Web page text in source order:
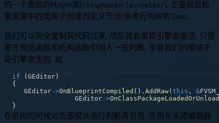
的一个类似的Helper类(FGraphNodeClassHelper), 主要就是检
索资源中的类用于创建自定义节点(参考行为树的Task)
我们可以完全复制其代码过来, 然后就会发现引擎会崩溃, 只需
要在构造函数和析构函数中加入一些判断, 毕竟我们的模块不
是引擎亲生的, 如
if ( GEditor )
{
   GEditor
->OnBlueprintCompiled ( ) . AddRaw( this , &
		GEditor
->
}
在析构的时候对资源模块进行判断再引用, 否则在关闭编辑器